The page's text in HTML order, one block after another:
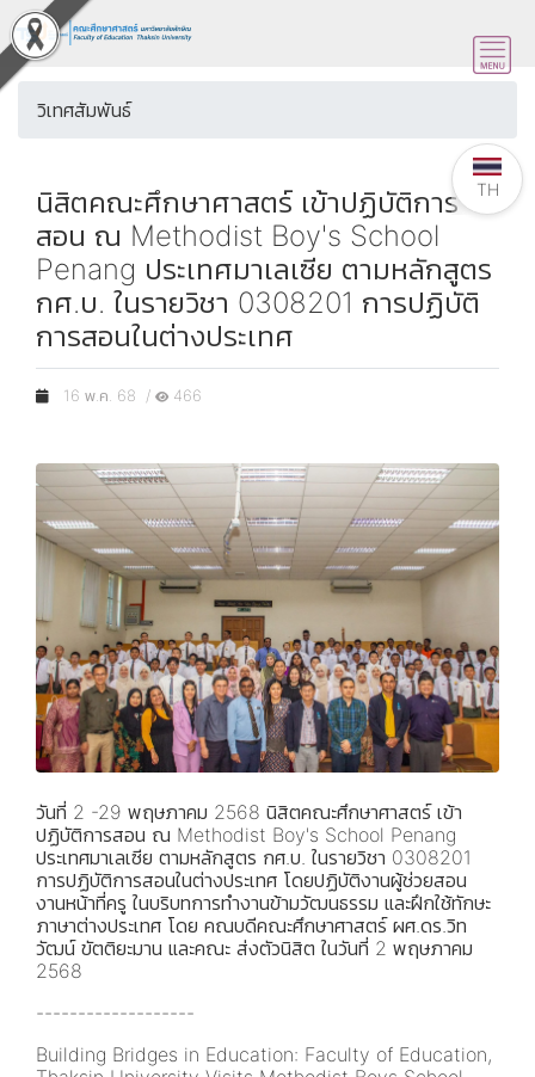
วิเทศสัมพันธ์
นิสิตคณะศึกษาศาสตร์ เข้าปฏิบัติการ
สอน ณ Methodist Boy's School
Penang ประเทศมาเลเซีย ตามหลักสูตร
กศ.บ. ในรายวิชา 0308201 การปฏิบัติ
การสอนในต่างประเทศ
16 พ.ค. 68 / 466
วันที่ 2 -29 พฤษภาคม 2568 นิสิตคณะศึกษาศาสตร์ เข้า
ปฏิบัติการสอน ณ Methodist Boy's School Penang
ประเทศมาเลเซีย ตามหลักสูตร กศ.บ. ในรายวิชา 0308201
การปฏิบัติการสอนในต่างประเทศ โดยปฏิบัติงานผู้ช่วยสอน
งานหน้าที่ครู ในบริบทการทำงานข้ามวัฒนธรรม และฝึกใช้ทักษะ
ภาษาต่างประเทศ โดย คณบดีคณะศึกษาศาสตร์ ผศ.ดร.วิท
วัฒน์ ขัตติยะมาน และคณะ ส่งตัวนิสิต ในวันที่ 2 พฤษภาคม
2568
-------------------
Building Bridges in Education: Faculty of Education,
TH